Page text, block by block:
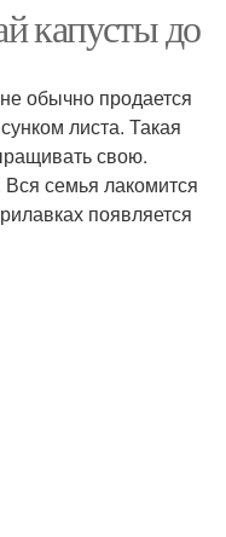
Хранение в погребе
капусты до
обычно продается
листа. Такая
свою.
семья лакомится
появляется